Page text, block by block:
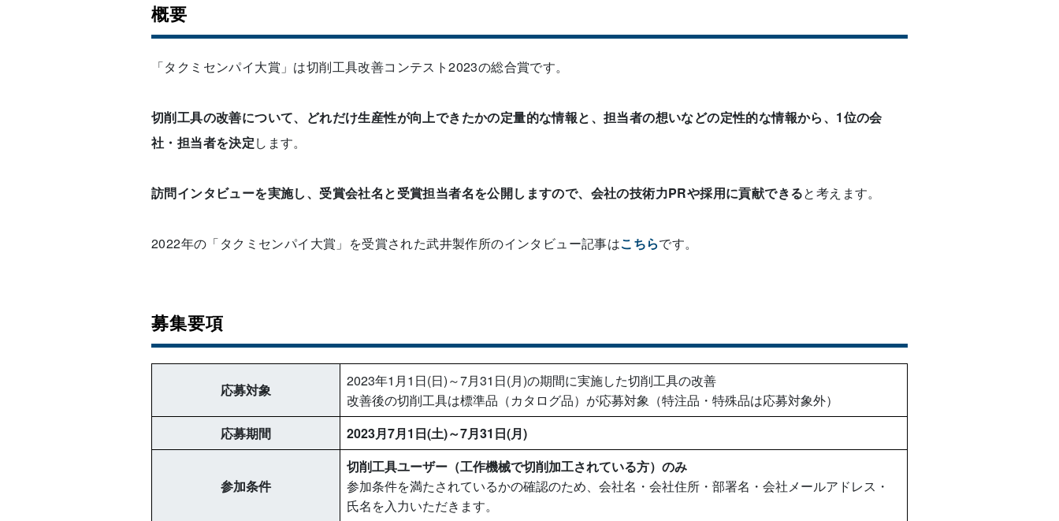
概要
「タクミセンパイ大賞」は切削工具改善コンテスト2023の総合賞です。
切削工具の改善について、どれだけ生産性が向上できたかの定量的な情報と、担当者の想いなどの定性的な情報から、1位の会
社・担当者を決定します。
訪問インタビューを実施し、受賞会社名と受賞担当者名を公開しますので、会社の技術力PRや採用に貢献できると考えます。
2022年の「タクミセンパイ大賞」を受賞された武井製作所のインタビュー記事はこちらです。
募集要項
応募対象
2023年1月1日(日)～7月31日(月)の期間に実施した切削工具の改善
改善後の切削工具は標準品（カタログ品）が応募対象（特注品・特殊品は応募対象外）
応募期間
2023月7月1日(土)～7月31日(月)
参加条件
切削工具ユーザー（工作機械で切削加工されている方）のみ
参加条件を満たされているかの確認のため、会社名・会社住所・部署名・会社メールアドレス・
氏名を入力いただきます。